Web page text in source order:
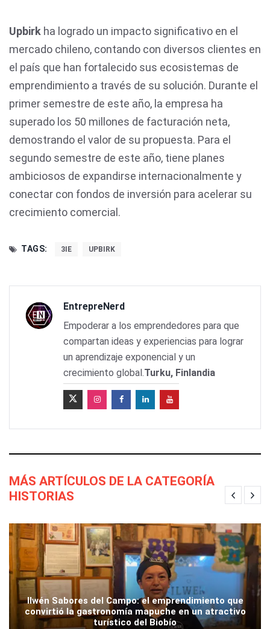
Upbirk ha logrado un impacto significativo en el
mercado chileno, contando con diversos clientes en
el país que han fortalecido sus ecosistemas de
emprendimiento a través de su solución. Durante el
primer semestre de este año, la empresa ha
superado los 50 millones de facturación neta,
demostrando el valor de su propuesta. Para el
segundo semestre de este año, tiene planes
ambiciosos de expandirse internacionalmente y
conectar con fondos de inversión para acelerar su
crecimiento comercial.
TAGS: 3IE UPBIRK
EntrepreNerd
Empoderar a los emprendedores para que
compartan ideas y experiencias para lograr
un aprendizaje exponencial y un
crecimiento global.Turku, Finlandia
MÁS ARTÍCULOS DE LA CATEGORÍA
HISTORIAS
Ilwén Sabores del Campo: el emprendimiento que
convirtió la gastronomía mapuche en un atractivo
turístico del Biobío